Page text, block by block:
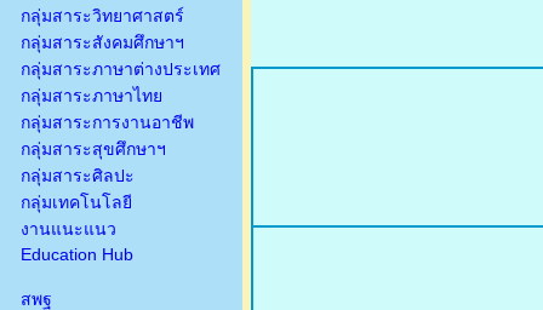
กลุ่มสาระวิทยาศาสตร์
กลุ่มสาระสังคมศึกษาฯ
กลุ่มสาระภาษาต่างประเทศ
กลุ่มสาระภาษาไทย
กลุ่มสาระการงานอาชีพ
กลุ่มสาระสุขศึกษาฯ
กลุ่มสาระศิลปะ
กลุ่มเทคโนโลยี
งานแนะแนว
Education Hub
สพฐ